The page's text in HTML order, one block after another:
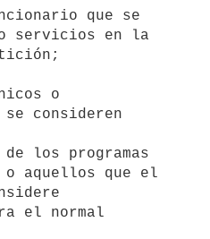
que se
servicios en la
o
consideren
los programas
aquellos que el
el normal